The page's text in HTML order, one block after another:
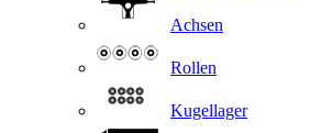
Achsen
Rollen
Kugellager